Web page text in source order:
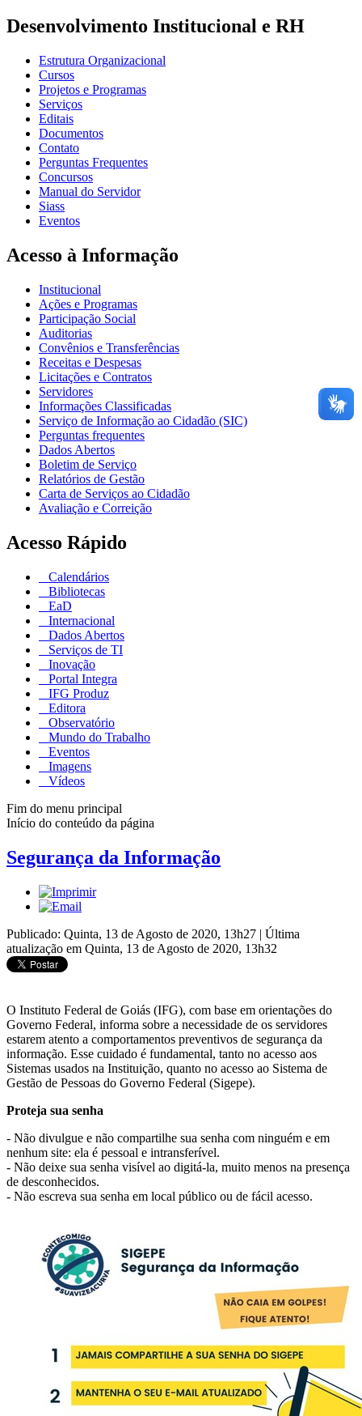
Desenvolvimento Institucional e RH
Estrutura Organizacional
Cursos
Projetos e Programas
Serviços
Editais
Documentos
Contato
Perguntas Frequentes
Concursos
Manual do Servidor
Siass
Eventos
Acesso à Informação
Institucional
Ações e Programas
Participação Social
Auditorias
Convênios e Transferências
Receitas e Despesas
Licitações e Contratos
Servidores
Informações Classificadas
Serviço de Informação ao Cidadão (SIC)
Perguntas frequentes
Dados Abertos
Boletim de Serviço
Relatórios de Gestão
Carta de Serviços ao Cidadão
Avaliação e Correição
Acesso Rápido
Calendários
Bibliotecas
EaD
Internacional
Dados Abertos
Serviços de TI
Inovação
Portal Integra
IFG Produz
Editora
Observatório
Mundo do Trabalho
Eventos
Imagens
Vídeos
Fim do menu principal
Início do conteúdo da página
Segurança da Informação
Publicado: Quinta, 13 de Agosto de 2020, 13h27 | Última
atualização em Quinta, 13 de Agosto de 2020, 13h32
O Instituto Federal de Goiás (IFG), com base em orientações do
Governo Federal, informa sobre a necessidade de os servidores
estarem atento a comportamentos preventivos de segurança da
informação. Esse cuidado é fundamental, tanto no acesso aos
Sistemas usados na Instituição, quanto no acesso ao Sistema de
Gestão de Pessoas do Governo Federal (Sigepe).
Proteja sua senha
- Não divulgue e não compartilhe sua senha com ninguém e em
nenhum site: ela é pessoal e intransferível.
- Não deixe sua senha visível ao digitá-la, muito menos na presença
de desconhecidos.
- Não escreva sua senha em local público ou de fácil acesso.